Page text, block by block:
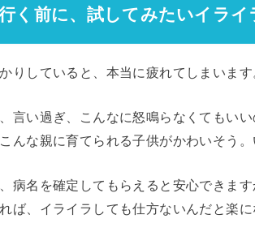
く前に、試してみたいイラ
りしていると、本当に疲れてしまいます
言い過ぎ、こんなに怒鳴らなくてもい
んな親に育てられる子供がかわいそう
病名を確定してもらえると安心できま
ば、イライラしても仕方ないんだと楽